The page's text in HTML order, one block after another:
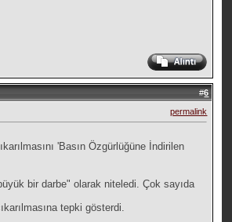
#6
permalink
'Basın Özgürlüğüne İndirilen
bir darbe" olarak niteledi. Çok sayıda
tepki gösterdi.